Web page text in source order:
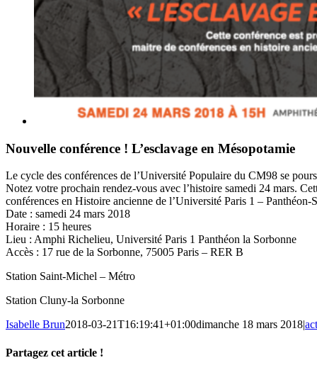
Nouvelle conférence ! L’esclavage en Mésopotamie
Le cycle des conférences de l’Université Populaire du CM98 se
Notez votre prochain rendez-vous avec l’histoire samedi 24 mars.
conférences en Histoire ancienne de l’Université Paris 1 –
Date : samedi 24 mars 2018
Horaire : 15 heures
Lieu : Amphi Richelieu, Université Paris 1 Panthéon la Sorbonne
Accès : 17 rue de la Sorbonne, 75005 Paris – RER B
Station Saint-Michel – Métro
Station Cluny-la Sorbonne
Isabelle Brun2018-03-21T16:19:41+01:00dimanche 18 mars 2018|
Partagez cet article !